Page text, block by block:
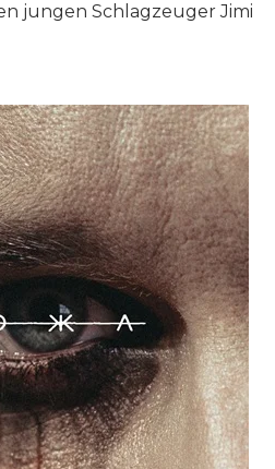
jungen Schlagzeuger Jimi